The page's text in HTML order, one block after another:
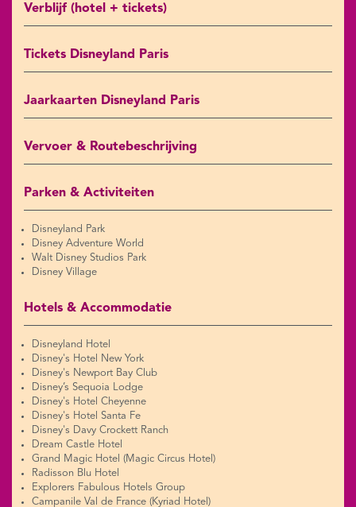
Verblijf (hotel + tickets)
Tickets Disneyland Paris
Jaarkaarten Disneyland Paris
Vervoer & Routebeschrijving
Parken & Activiteiten
Disneyland Park
Disney Adventure World
Walt Disney Studios Park
Disney Village
Hotels & Accommodatie
Disneyland Hotel
Disney's Hotel New York
Disney's Newport Bay Club
Disney’s Sequoia Lodge
Disney's Hotel Cheyenne
Disney's Hotel Santa Fe
Disney's Davy Crockett Ranch
Dream Castle Hotel
Grand Magic Hotel (Magic Circus Hotel)
Radisson Blu Hotel
Explorers Fabulous Hotels Group
Campanile Val de France (Kyriad Hotel)